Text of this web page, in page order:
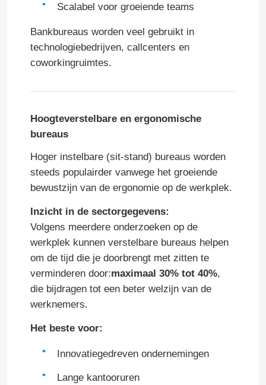
Scalabel voor groeiende teams
Bankbureaus worden veel gebruikt in
technologiebedrijven, callcenters en
coworkingruimtes.
Hoogteverstelbare en ergonomische
bureaus
Hoger instelbare (sit-stand) bureaus worden
steeds populairder vanwege het groeiende
bewustzijn van de ergonomie op de werkplek.
Inzicht in de sectorgegevens:
Volgens meerdere onderzoeken op de
werkplek kunnen verstelbare bureaus helpen
om de tijd die je doorbrengt met zitten te
verminderen door:maximaal 30% tot 40%,
die bijdragen tot een beter welzijn van de
werknemers.
Het beste voor:
Innovatiegedreven ondernemingen
Lange kantooruren